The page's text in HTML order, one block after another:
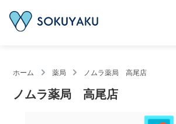
ホーム 薬局 ノムラ薬局 高尾店
ノムラ薬局 高尾店